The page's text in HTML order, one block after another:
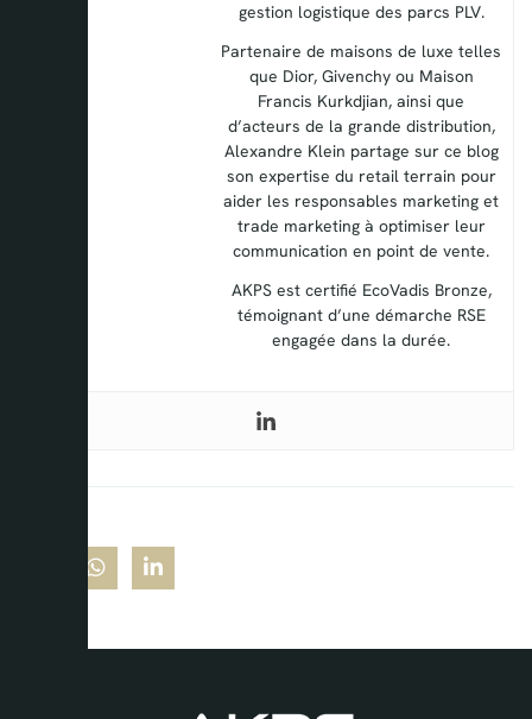
gestion logistique des parcs PLV.
Partenaire de maisons de luxe telles
que Dior, Givenchy ou Maison
Francis Kurkdjian, ainsi que
d’acteurs de la grande distribution,
Alexandre Klein partage sur ce blog
son expertise du retail terrain pour
aider les responsables marketing et
trade marketing à optimiser leur
communication en point de vente.
AKPS est certifié EcoVadis Bronze,
témoignant d’une démarche RSE
engagée dans la durée.